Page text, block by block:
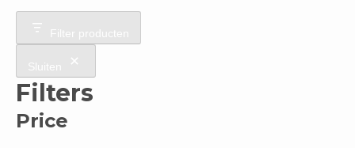
Filter producten
Sluiten
Filters
Price